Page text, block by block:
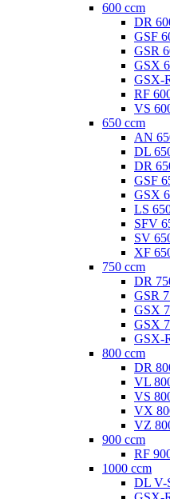
600 ccm
DR
GSF
GSR
GSX
GSX-
RF
VS
650 ccm
AN
DL
DR
GSF
GSX
LS
SFV
SV
XF
750 ccm
DR
GSR
GSX
GSX
GSX-
800 ccm
DR
VL
VS
VX
VZ
900 ccm
RF
1000 ccm
DL V-